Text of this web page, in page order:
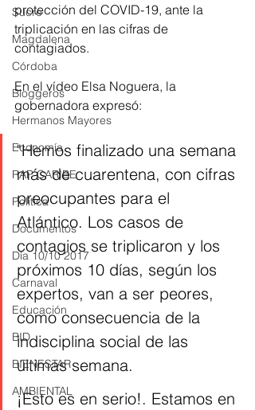
Sucre
Magdalena
Córdoba
Bloggeros
Hermanos Mayores
Economía
RAP CARIBE
Política
Documentos
Día 10/10 2017
Carnaval
Educación
BID
BIENESTAR
AMBIENTAL
protección del COVID-19, ante la
triplicación en las cifras de
contagiados.
En el vídeo Elsa Noguera, la
gobernadora expresó:
"Hemos finalizado una semana
más de cuarentena, con cifras
preocupantes para el
Atlántico. Los casos de
contagios se triplicaron y los
próximos 10 días, según los
expertos, van a ser peores,
como consecuencia de la
indisciplina social de las
últimas semana.
¡Esto es en serio!. Estamos en